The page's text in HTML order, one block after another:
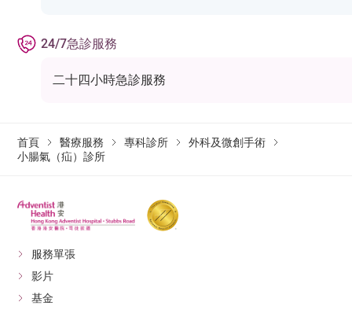
24/7急診服務
二十四小時急診服務
首頁 醫療服務 專科診所
外科及微創手術
小腸氣（疝）診所
服務單張
影片
基金